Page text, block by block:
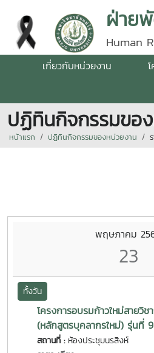
ฝ่าย
Human
เกี่ยวกับหน่วยงาน
ปฏิทินกิจกรรมขอ
หน้าแรก ปฏิทินกิจกรรมของหน่วยงาน
พฤษภาคม
23
ทั้งวัน
โครงการอบรมก้าวใหม่สายวิ
(หลักสูตรบุคลากรใหม่) รุ่นที่ 9
สถานที่ : ห้องประชุมนรสิงห์